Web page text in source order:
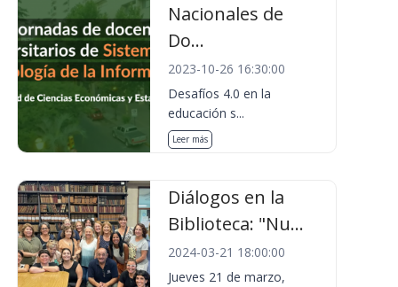
Nacionales de
Do...
2023-10-26 16:30:00
Desafíos 4.0 en la
educación s...
Leer más
Diálogos en la
Biblioteca: "Nu...
2024-03-21 18:00:00
Jueves 21 de marzo,